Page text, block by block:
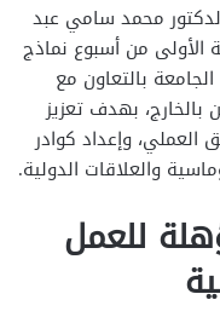
محمد سامي عبد
الأولى من أسبوع نماذج
بالتعاون مع
بالخارج، بهدف تعزيز
العملي، وإعداد كوادر
والعلاقات الدولية.
للعمل